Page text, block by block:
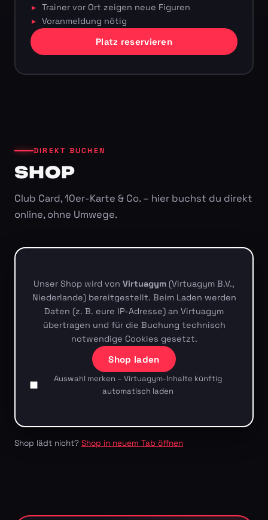
Trainer vor Ort zeigen neue Figuren
Voranmeldung nötig
Platz reservieren
DIREKT BUCHEN
SHOP
Club Card, 10er-Karte & Co. – hier buchst du direkt
online, ohne Umwege.
Unser Shop wird von Virtuagym (Virtuagym B.V.,
Niederlande) bereitgestellt. Beim Laden werden
Daten (z. B. eure IP-Adresse) an Virtuagym
übertragen und für die Buchung technisch
notwendige Cookies gesetzt.
Shop laden
Auswahl merken – Virtuagym-Inhalte künftig
automatisch laden
Shop lädt nicht? Shop in neuem Tab öffnen